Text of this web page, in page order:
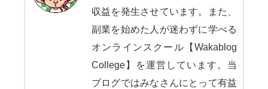
収益を発生させています。また、
副業を始めた人が迷わずに学べる
オンラインスクール【Wakablog
College】を運営しています。当
ブログではみなさんにとって有益